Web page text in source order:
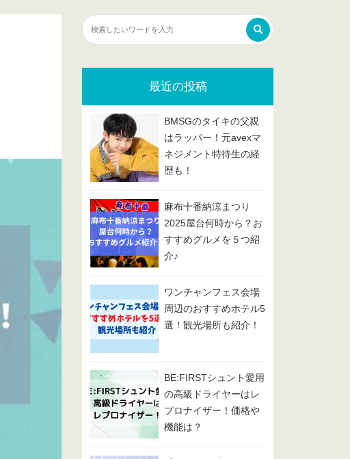
最近の投稿
BMSGのタイキの父親
はラッパー！元avexマ
ネジメント特待生の経
歴も！
麻布十番納涼まつり
2025屋台何時から？お
すすめグルメを５つ紹
介♪
ワンチャンフェス会場
周辺のおすすめホテル5
選！観光場所も紹介！
BE:FIRSTシュント愛用
の高級ドライヤーはレ
プロナイザー！価格や
機能は？